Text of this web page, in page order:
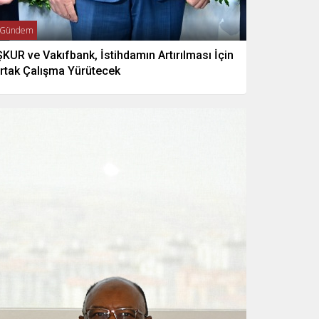
Gündem
ve Vakıfbank, İstihdamın Artırılması İçin
Çalışma Yürütecek